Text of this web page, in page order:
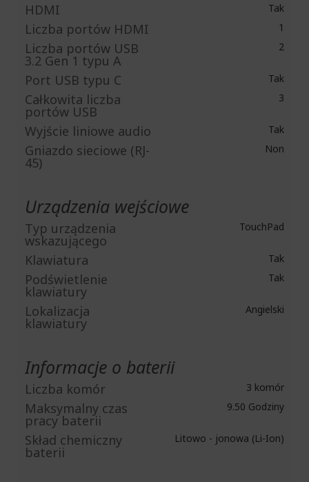
HDMI Tak
Liczba portów HDMI 1
Liczba portów USB
3.2 Gen 1 typu A
2
Port USB typu C Tak
Całkowita liczba
portów USB
3
Wyjście liniowe audio Tak
Gniazdo sieciowe (RJ-
45)
Non
Urządzenia wejściowe
Typ urządzenia
wskazującego
TouchPad
Klawiatura Tak
Podświetlenie
klawiatury
Tak
Lokalizacja
klawiatury
Angielski
Informacje o baterii
Liczba komór 3 komór
Maksymalny czas
pracy baterii
9.50 Godziny
Skład chemiczny
baterii
Litowo - jonowa (Li-Ion)